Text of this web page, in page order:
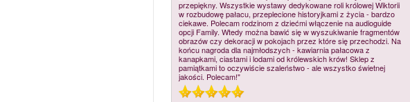
przepiękny. Wszystkie wystawy dedykowane roli królowej Wiktorii
w rozbudowę pałacu, przeplecione historyjkami z życia - bardzo
ciekawe. Polecam rodzinom z dziećmi włączenie na audioguide
opcji Family. Wtedy można bawić się w wyszukiwanie fragmentów
obrazów czy dekoracji w pokojach przez które się przechodzi. Na
końcu nagroda dla najmłodszych - kawiarnia pałacowa z
kanapkami, ciastami i lodami od królewskich krów! Sklep z
pamiątkami to oczywiście szaleństwo - ale wszystko świetnej
jakości. Polecam!"